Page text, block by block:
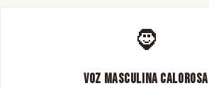
🧔
Voz Masculina Calorosa